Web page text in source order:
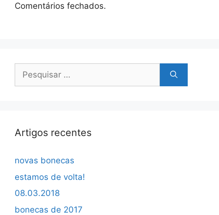
Comentários fechados.
Pesquisar
Artigos recentes
novas bonecas
estamos de volta!
08.03.2018
bonecas de 2017